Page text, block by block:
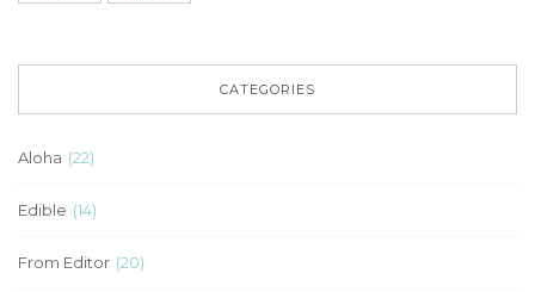
CATEGORIES
Aloha (22)
Edible (14)
From Editor (20)